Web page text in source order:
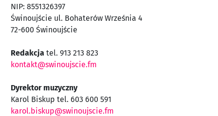
NIP: 8551326397
Świnoujście ul. Bohaterów Września 4
72-600 Świnoujście
Redakcja tel. 913 213 823
kontakt@swinoujscie.fm
Dyrektor muzyczny
Karol Biskup tel. 603 600 591
karol.biskup@swinoujscie.fm